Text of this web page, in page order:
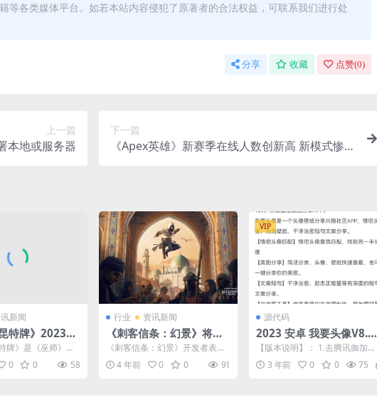
等各类媒体平台。如若本站内容侵犯了原著者的合法权益，可联系我们进行处
分享 收藏 点赞(0)
上一篇
本地或服务器
下一篇
《Apex英雄》新赛季在线人数创新高 新模式惨遭
新闻
特牌》2023年
新 会继续维持
牌》是《巫师》系
牌对战游戏。日前
《巫师之...
0 0 58
行业 资讯新闻
《刺客信条：幻景》将回
归初心 重拾一代叙事风格
《刺客信条：幻景》开发者表
示，他们听取了近年来玩家呼声
最高的一个请求，就是在新作...
4 年前 0 0 91
VIP
源代码
2023 安卓 我要头像V8.0.
2 解锁会员版
【版本说明】： 1.去腾讯御加固
2.解锁会员（需登录）
3 年前 0 0 75